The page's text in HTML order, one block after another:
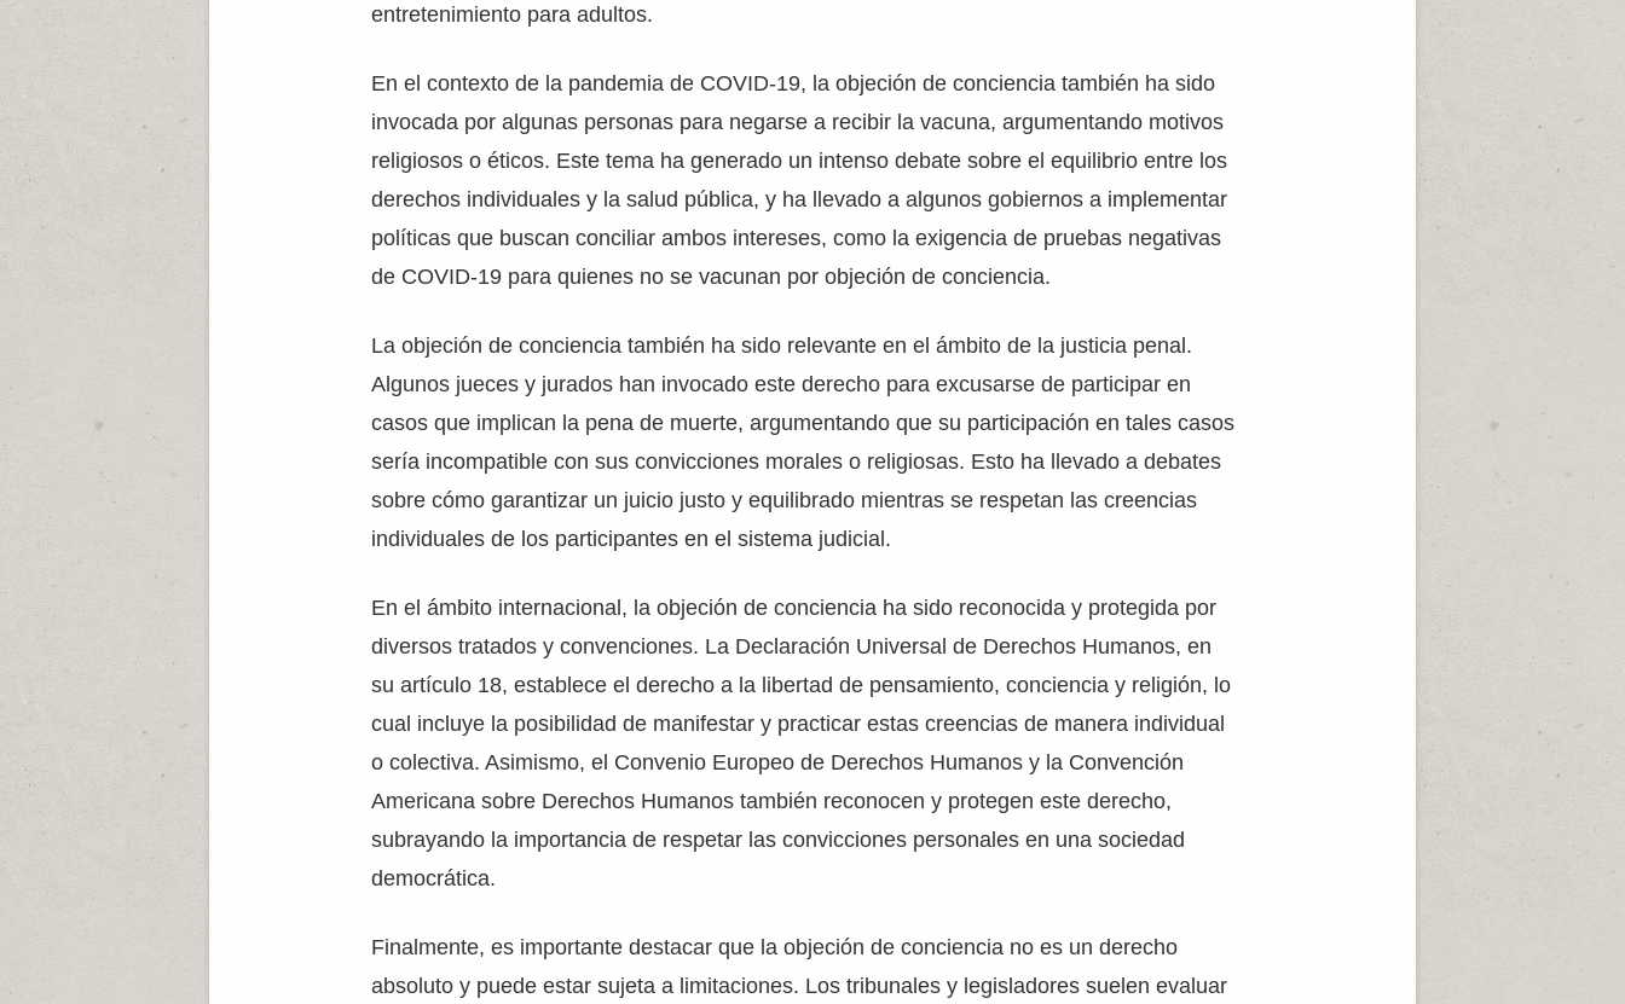
entretenimiento para adultos.
En el contexto de la pandemia de COVID-19, la objeción de conciencia también ha sido
invocada por algunas personas para negarse a recibir la vacuna, argumentando motivos
religiosos o éticos. Este tema ha generado un intenso debate sobre el equilibrio entre los
derechos individuales y la salud pública, y ha llevado a algunos gobiernos a implementar
políticas que buscan conciliar ambos intereses, como la exigencia de pruebas negativas
de COVID-19 para quienes no se vacunan por objeción de conciencia.
La objeción de conciencia también ha sido relevante en el ámbito de la justicia penal.
Algunos jueces y jurados han invocado este derecho para excusarse de participar en
casos que implican la pena de muerte, argumentando que su participación en tales casos
sería incompatible con sus convicciones morales o religiosas. Esto ha llevado a debates
sobre cómo garantizar un juicio justo y equilibrado mientras se respetan las creencias
individuales de los participantes en el sistema judicial.
En el ámbito internacional, la objeción de conciencia ha sido reconocida y protegida por
diversos tratados y convenciones. La Declaración Universal de Derechos Humanos, en
su artículo 18, establece el derecho a la libertad de pensamiento, conciencia y religión, lo
cual incluye la posibilidad de manifestar y practicar estas creencias de manera individual
o colectiva. Asimismo, el Convenio Europeo de Derechos Humanos y la Convención
Americana sobre Derechos Humanos también reconocen y protegen este derecho,
subrayando la importancia de respetar las convicciones personales en una sociedad
democrática.
Finalmente, es importante destacar que la objeción de conciencia no es un derecho
absoluto y puede estar sujeta a limitaciones. Los tribunales y legisladores suelen evaluar